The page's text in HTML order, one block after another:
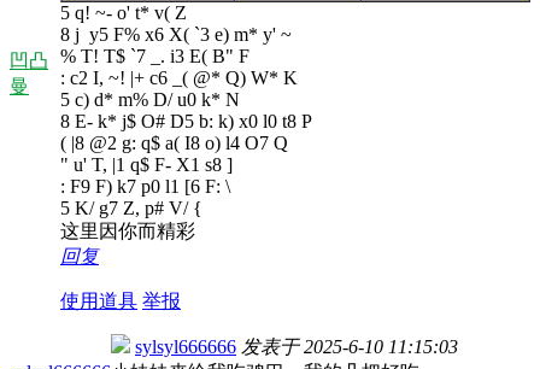
凹凸
曼
5 q! ~- o' t* v( Z
8 j y5 F% x6 X( `3 e) m* y' ~
% T! T$ `7 _. i3 E( B" F
: c2 I, ~! |+ c6 _( @* Q) W* K
5 c) d* m% D/ u0 k* N
8 E- k* j$ O# D5 b: k) x0 l0 t8 P
( |8 @2 g: q$ a( I8 o) l4 O7 Q
" u' T, |1 q$ F- X1 s8 ]
: F9 F) k7 p0 l1 [6 F: \
5 K/ g7 Z, p# V/ {
这里因你而精彩
回复
使用道具 举报
sylsyl666666 发表于2025-6-10 11:15:03